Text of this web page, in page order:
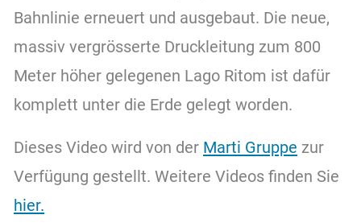
Bahnlinie erneuert und ausgebaut. Die neue,
massiv vergrösserte Druckleitung zum 800
Meter höher gelegenen Lago Ritom ist dafür
komplett unter die Erde gelegt worden.
Dieses Video wird von der Marti Gruppe zur
Verfügung gestellt. Weitere Videos finden Sie
hier.